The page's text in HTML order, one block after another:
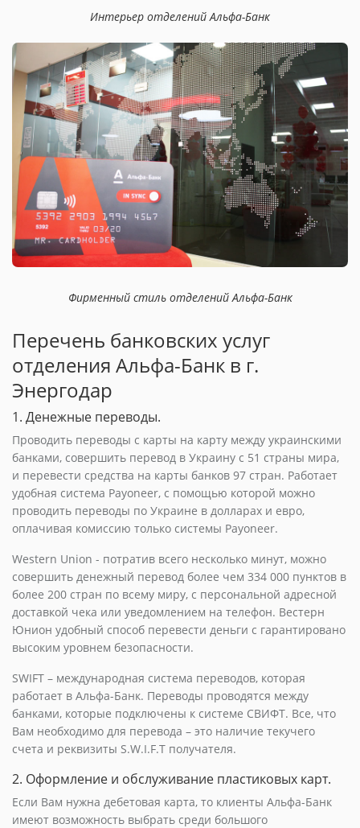
Интерьер отделений Альфа-Банк
Фирменный стиль отделений Альфа-Банк
Перечень банковских услуг
отделения Альфа-Банк в г.
Энергодар
1. Денежные переводы.
Проводить переводы с карты на карту между украинскими
банками, совершить перевод в Украину с 51 страны мира,
и перевести средства на карты банков 97 стран. Работает
удобная система Payoneer, с помощью которой можно
проводить переводы по Украине в долларах и евро,
оплачивая комиссию только системы Payoneer.
Western Union - потратив всего несколько минут, можно
совершить денежный перевод более чем 334 000 пунктов в
более 200 стран по всему миру, с персональной адресной
доставкой чека или уведомлением на телефон. Вестерн
Юнион удобный способ перевести деньги с гарантировано
высоким уровнем безопасности.
SWIFT – международная система переводов, которая
работает в Альфа-Банк. Переводы проводятся между
банками, которые подключены к системе СВИФТ. Все, что
Вам необходимо для перевода – это наличие текучего
счета и реквизиты S.W.I.F.T получателя.
2. Оформление и обслуживание пластиковых карт.
Если Вам нужна дебетовая карта, то клиенты Альфа-Банк
имеют возможность выбрать среди большого